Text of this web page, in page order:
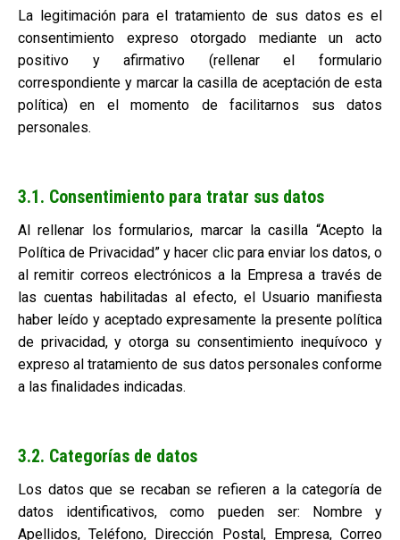
La legitimación para el tratamiento de sus datos es el
consentimiento expreso otorgado mediante un acto
positivo y afirmativo (rellenar el formulario
correspondiente y marcar la casilla de aceptación de esta
política) en el momento de facilitarnos sus datos
personales.
3.1. Consentimiento para tratar sus datos
Al rellenar los formularios, marcar la casilla “Acepto la
Política de Privacidad” y hacer clic para enviar los datos, o
al remitir correos electrónicos a la Empresa a través de
las cuentas habilitadas al efecto, el Usuario manifiesta
haber leído y aceptado expresamente la presente política
de privacidad, y otorga su consentimiento inequívoco y
expreso al tratamiento de sus datos personales conforme
a las finalidades indicadas.
3.2. Categorías de datos
Los datos que se recaban se refieren a la categoría de
datos identificativos, como pueden ser: Nombre y
Apellidos, Teléfono, Dirección Postal, Empresa, Correo